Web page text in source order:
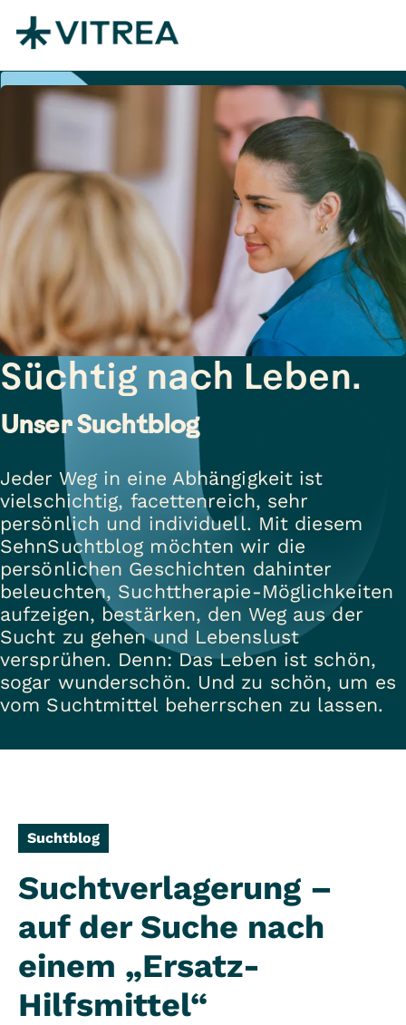
Süchtig nach Leben.
Unser Suchtblog
Jeder Weg in eine Abhängigkeit ist
vielschichtig, facettenreich, sehr
persönlich und individuell. Mit diesem
SehnSuchtblog möchten wir die
persönlichen Geschichten dahinter
beleuchten, Suchttherapie-Möglichkeiten
aufzeigen, bestärken, den Weg aus der
Sucht zu gehen und Lebenslust
versprühen. Denn: Das Leben ist schön,
sogar wunderschön. Und zu schön, um es
vom Suchtmittel beherrschen zu lassen.
Suchtblog
Suchtverlagerung –
auf der Suche nach
einem „Ersatz-
Hilfsmittel“